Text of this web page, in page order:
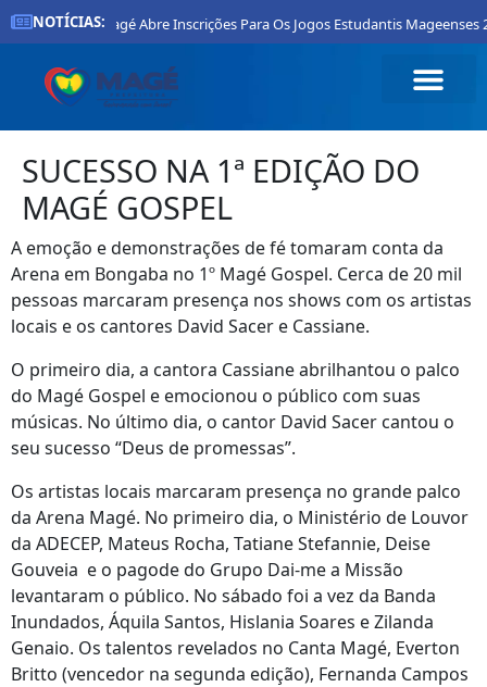
NOTÍCIAS:
De Magé Abre Inscrições Para Os Jogos Estudantis Mageenses 2026
SUCESSO NA 1ª EDIÇÃO DO
MAGÉ GOSPEL
A emoção e demonstrações de fé tomaram conta da
Arena em Bongaba no 1º Magé Gospel. Cerca de 20 mil
pessoas marcaram presença nos shows com os artistas
locais e os cantores David Sacer e Cassiane.
O primeiro dia, a cantora Cassiane abrilhantou o palco
do Magé Gospel e emocionou o público com suas
músicas. No último dia, o cantor David Sacer cantou o
seu sucesso “Deus de promessas”.
Os artistas locais marcaram presença no grande palco
da Arena Magé. No primeiro dia, o Ministério de Louvor
da ADECEP, Mateus Rocha, Tatiane Stefannie, Deise
Gouveia e o pagode do Grupo Dai-me a Missão
levantaram o público. No sábado foi a vez da Banda
Inundados, Áquila Santos, Hislania Soares e Zilanda
Genaio. Os talentos revelados no Canta Magé, Everton
Britto (vencedor na segunda edição), Fernanda Campos